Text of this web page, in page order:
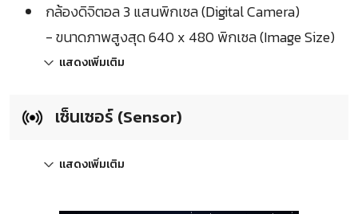
กล้องดิจิตอล 3 แสนพิกเซล (Digital Camera)
- ขนาดภาพสูงสุด 640 x 480 พิกเซล (Image Size)
แสดงเพิ่มเติม
เซ็นเซอร์ (Sensor)
แสดงเพิ่มเติม